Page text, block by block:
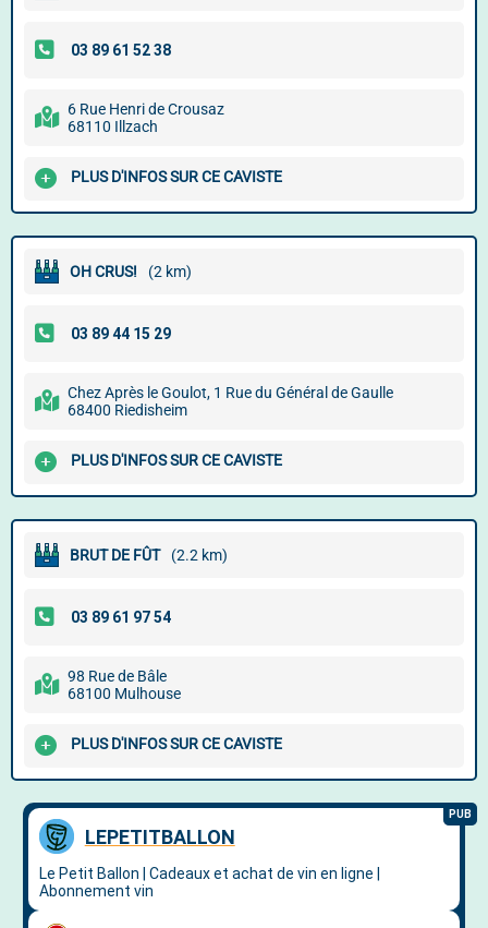
6 Rue Henri de Crousaz
68110 Illzach
PLUS D'INFOS SUR CE CAVISTE
OH CRUS! (2 km)
Chez Après le Goulot, 1 Rue du Général de Gaulle
68400 Riedisheim
PLUS D'INFOS SUR CE CAVISTE
BRUT DE FÛT (2.2 km)
98 Rue de Bâle
68100 Mulhouse
PLUS D'INFOS SUR CE CAVISTE